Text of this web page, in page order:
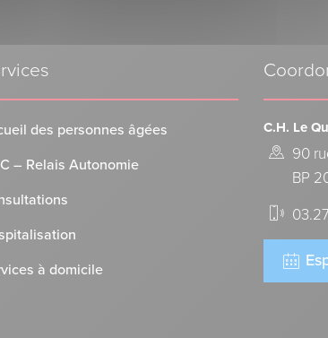
des personnes âgées
– Relais Autonomie
à domicile
C.H. Le
90
BP